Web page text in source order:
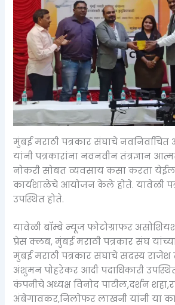
मुंबई मराठी पत्रकार संघाचे नवनिर्वाचित
यांनी पत्रकारांना नवनवीन तंत्रज्ञान
नोकरी सोबत व्यवसाय कसा करता येईल
कार्यशाळेचे आयोजन केले होते. यावेळी
उपस्थित होते.
यावेळी बॉम्बे न्यूज फोटोग्राफर
प्रेस क्लब, मुंबई मराठी पत्रकार संघ
मुंबई मराठी पत्रकार संघाचे सदस्य राजेश
अंशुमन पोहरेकर आदी पदाधिकारी
कंपनीचे अध्यक्ष विनोद पाटील,दर्शन
अंबेगावकर,निलोफर लाखनी यांनी या